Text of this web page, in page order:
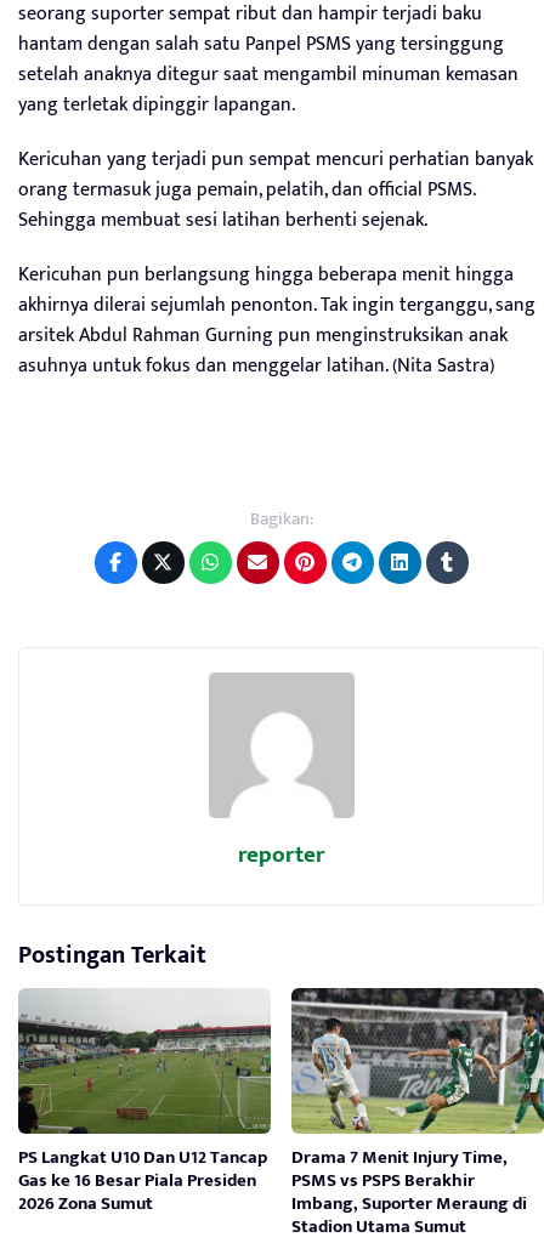
seorang suporter sempat ribut dan hampir terjadi baku
hantam dengan salah satu Panpel PSMS yang tersinggung
setelah anaknya ditegur saat mengambil minuman kemasan
yang terletak dipinggir lapangan.
Kericuhan yang terjadi pun sempat mencuri perhatian banyak
orang termasuk juga pemain, pelatih, dan official PSMS.
Sehingga membuat sesi latihan berhenti sejenak.
Kericuhan pun berlangsung hingga beberapa menit hingga
akhirnya dilerai sejumlah penonton. Tak ingin terganggu, sang
arsitek Abdul Rahman Gurning pun menginstruksikan anak
asuhnya untuk fokus dan menggelar latihan. (Nita Sastra)
Bagikan:
reporter
Postingan Terkait
PS Langkat U10 Dan U12 Tancap
Gas ke 16 Besar Piala Presiden
2026 Zona Sumut
Drama 7 Menit Injury Time,
PSMS vs PSPS Berakhir
Imbang, Suporter Meraung di
Stadion Utama Sumut